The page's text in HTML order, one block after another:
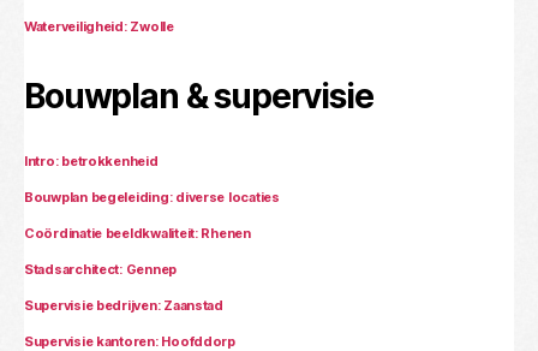
Waterveiligheid: Zwolle
Bouwplan & supervisie
Intro: betrokkenheid
Bouwplan begeleiding: diverse locaties
Coördinatie beeldkwaliteit: Rhenen
Stadsarchitect: Gennep
Supervisie bedrijven: Zaanstad
Supervisie kantoren: Hoofddorp